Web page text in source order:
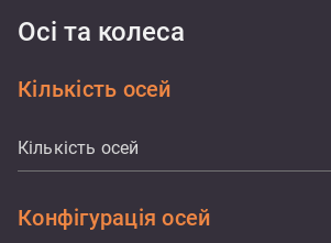
Осі та колеса
Кількість осей
Кількість осей
Конфігурація осей